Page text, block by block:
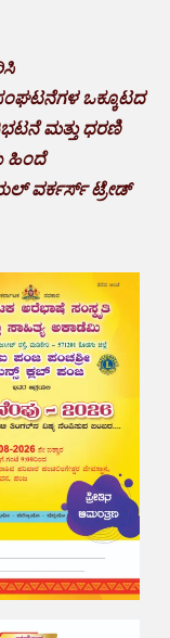
ಒಕ್ಕೂಟದ
ಮತ್ತು ಧರಣಿ
ಹಿಂದೆ
ವರ್ಕರ್ಸ್ ಟ್ರೇಡ್